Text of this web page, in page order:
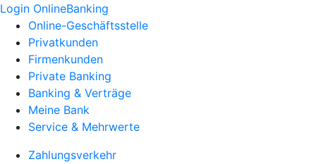
Login OnlineBanking
Online-Geschäftsstelle
Privatkunden
Firmenkunden
Private Banking
Banking & Verträge
Meine Bank
Service & Mehrwerte
Zahlungsverkehr